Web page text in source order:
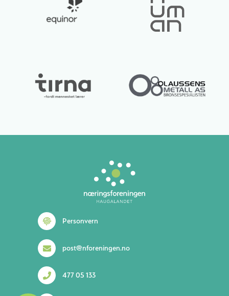
Personvern
post@nforeningen.no
477 05 133